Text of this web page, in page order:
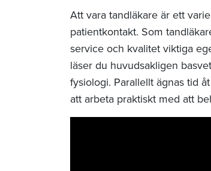
Att vara tandläkare är ett
patientkontakt. Som
service och kvalitet viktiga
läser du huvudsakligen
fysiologi. Parallellt ägnas tid
att arbeta praktiskt med att